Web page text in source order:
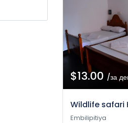
$13.00 /за
Wildlife safari
Embilipitiya